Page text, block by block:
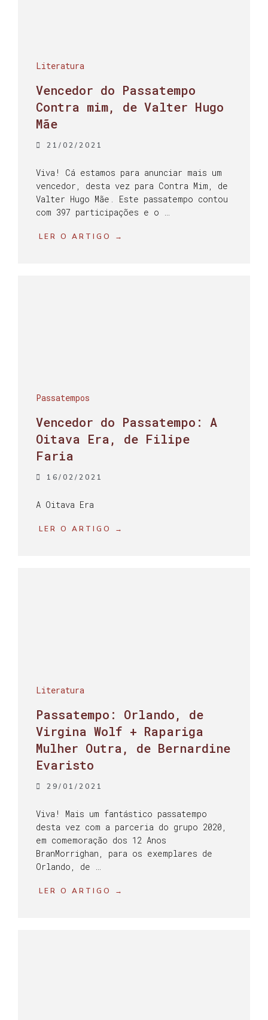
Literatura
Vencedor do Passatempo
Contra mim, de Valter Hugo
Mãe
21/02/2021
Viva! Cá estamos para anunciar mais um
vencedor, desta vez para Contra Mim, de
Valter Hugo Mãe. Este passatempo contou
com 397 participações e o …
LER O ARTIGO →
Passatempos
Vencedor do Passatempo: A
Oitava Era, de Filipe
Faria
16/02/2021
A Oitava Era
LER O ARTIGO →
Literatura
Passatempo: Orlando, de
Virgina Wolf + Rapariga
Mulher Outra, de Bernardine
Evaristo
29/01/2021
Viva! Mais um fantástico passatempo
desta vez com a parceria do grupo 2020,
em comemoração dos 12 Anos
BranMorrighan, para os exemplares de
Orlando, de …
LER O ARTIGO →